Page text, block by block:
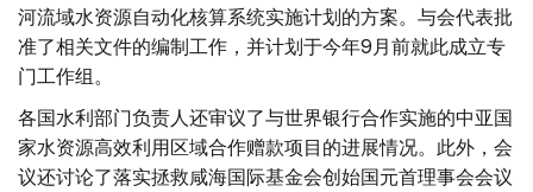
河流域水资源自动化核算系统实施计划的方案。与会代表批
准了相关文件的编制工作，并计划于今年9月前就此成立专
门工作组。
各国水利部门负责人还审议了与世界银行合作实施的中亚国
家水资源高效利用区域合作赠款项目的进展情况。此外，会
议还讨论了落实拯救咸海国际基金会创始国元首理事会会议